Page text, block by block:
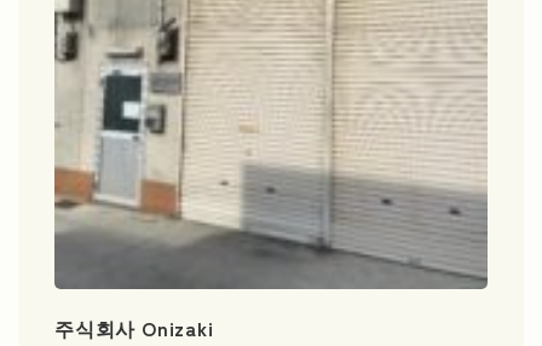
주식회사 Onizaki